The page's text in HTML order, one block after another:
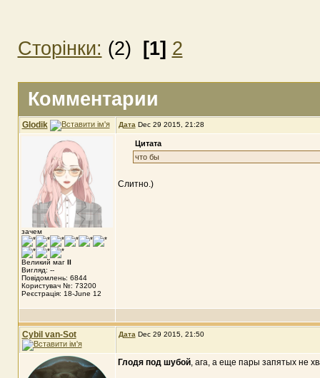
Сторінки: (2) [1] 2
Комментарии
Glodik Дата Dec 29 2015, 21:28
зачем
Великий маг II
Вигляд: --
Повідомлень: 6844
Користувач №: 73200
Реєстрація: 18-June 12
Цитата
что бы
Слитно.)
Cybil van-Sot Дата Dec 29 2015, 21:50
Глодя под шубой, ага, а еще пары запятых не